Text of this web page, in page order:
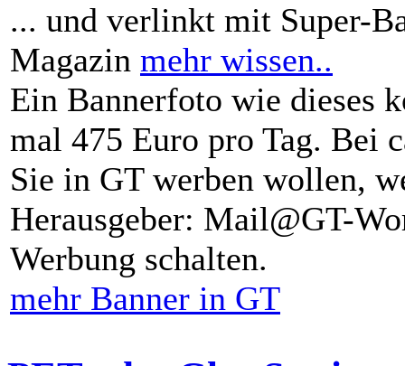
... und verlinkt mit Super-
Magazin mehr wissen..
Ein Bannerfoto wie dieses
mal 475 Euro pro Tag. Bei
Sie in GT werben wollen,
Herausgeber: Mail@GT-
Werbung schalten.
mehr Banner in GT